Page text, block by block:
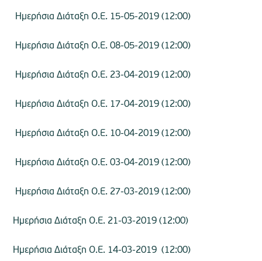
Ημερήσια Διάταξη Ο.Ε. 15-05-2019 (12:00)
Ημερήσια Διάταξη Ο.Ε. 08-05-2019 (12:00)
Ημερήσια Διάταξη Ο.Ε. 23-04-2019 (12:00)
Ημερήσια Διάταξη Ο.Ε. 17-04-2019 (12:00)
Ημερήσια Διάταξη Ο.Ε. 10-04-2019 (12:00)
Ημερήσια Διάταξη Ο.Ε. 03-04-2019 (12:00)
Ημερήσια Διάταξη Ο.Ε. 27-03-2019 (12:00)
Ημερήσια Διάταξη Ο.Ε. 21-03-2019 (12:00)
Ημερήσια Διάταξη Ο.Ε. 14-03-2019 (12:00)